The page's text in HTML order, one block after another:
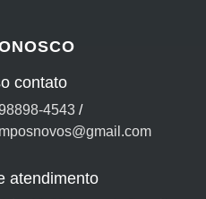
contato
4543/
atendimento